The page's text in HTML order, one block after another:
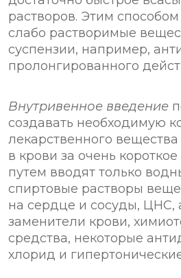
растворов. Этим
слабо растворимые
суспензии, например,
пролонгированного
Внутривенное введение
создавать необходимую
лекарственного
в крови за очень
путем вводят только
спиртовые растворы
на сердце и сосуды, ЦНС,
заменители крови,
средства, некоторые
хлорид и